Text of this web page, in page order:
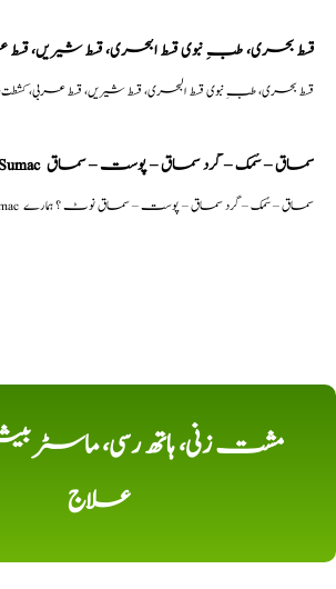
قسط بحری، طبِ نبوی قسط البحری، قسط شیریں، قسط
قسط بحری، طبِ نبوی قسط البحری، قسط شیریں، قسط عربی،
Sumaq, Sumac سماق – سُمک – گرد سماق – پوست – سماق
Sumaq, Sumac سماق – سُمک – گرد سماق – پوست – سماق نوٹ ؟ ہمارے
مشت زنی، ہاتھ رسی، ماسٹر
علاج